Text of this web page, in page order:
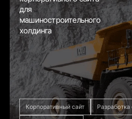
для
машиностроительного
холдинга
Корпоративный сайт Разработка